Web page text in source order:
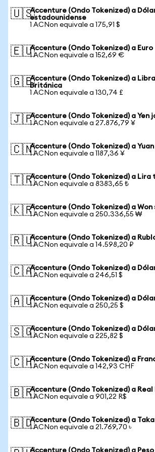
🇺🇸Accenture (Ondo Tokenized) a
estadounidense
1 ACNon equivale a 175,91 $
🇪🇺Accenture (Ondo Tokenized) a Euro
1 ACNon equivale a 152,69 €
🇬🇧Accenture (Ondo Tokenized) a
Británica
1 ACNon equivale a 130,74 £
🇯🇵Accenture (Ondo Tokenized) a Yen
1 ACNon equivale a 27.876,79 ¥
🇨🇳Accenture (Ondo Tokenized) a
1 ACNon equivale a 1187,36 ¥
🇹🇷Accenture (Ondo Tokenized) a Lira
1 ACNon equivale a 8383,65 ₺
🇰🇷Accenture (Ondo Tokenized) a Won
1 ACNon equivale a 250.336,55 ₩
🇷🇺Accenture (Ondo Tokenized) a
1 ACNon equivale a 14.598,20 ₽
🇨🇦Accenture (Ondo Tokenized) a
1 ACNon equivale a 246,51 $
🇦🇺Accenture (Ondo Tokenized) a
1 ACNon equivale a 250,25 $
🇸🇬Accenture (Ondo Tokenized) a
1 ACNon equivale a 225,82 $
🇨🇭Accenture (Ondo Tokenized) a
1 ACNon equivale a 142,93 CHF
🇧🇷Accenture (Ondo Tokenized) a
1 ACNon equivale a 901,22 R$
🇧🇩Accenture (Ondo Tokenized) a
1 ACNon equivale a 21.769,70 ৳
Accenture (Ondo Tokenized) a